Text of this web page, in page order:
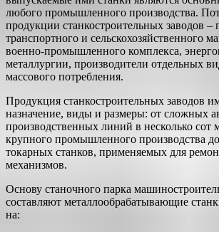
любого промышленного производства.
продукции станкостроительных заводов –
транспортного и сельскохозяйственного
военно-промышленного комплекса,
металлургии, производители отдельных
массового потребления.
Продукция станкостроительных заводов
назначение, виды и размеры: от сложных
производственных линий в несколько сот
крупного промышленного производства
токарных станков, применяемых для
механизмов.
Основу станочного парка
составляют металлообрабатывающие
на: